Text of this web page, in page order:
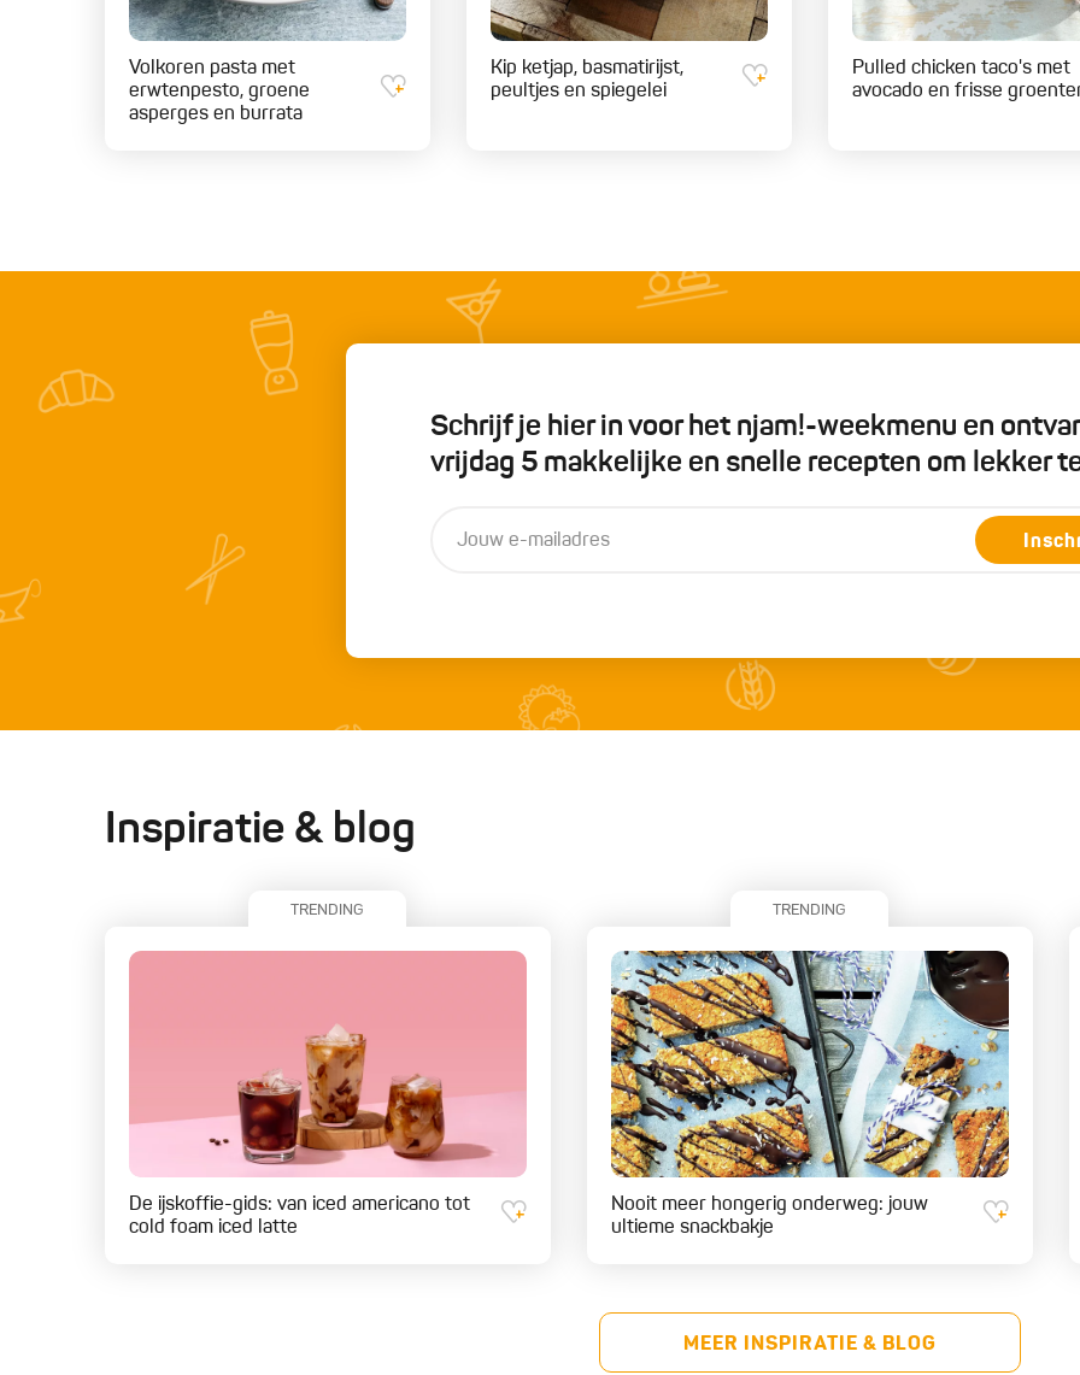
Volkoren pasta met
erwtenpesto, groene
asperges en burrata
Kip ketjap, basmatirijst,
peultjes en spiegelei
Pulled chicken taco's met
avocado en frisse
Schrijf je hier in voor het njam!-weekmenu en
vrijdag 5 makkelijke en snelle recepten om lekker
Inspiratie & blog
TRENDING
De ijskoffie-gids: van iced americano tot
cold foam iced latte
TRENDING
Nooit meer hongerig onderweg: jouw
ultieme snackbakje
MEER INSPIRATIE & BLOG